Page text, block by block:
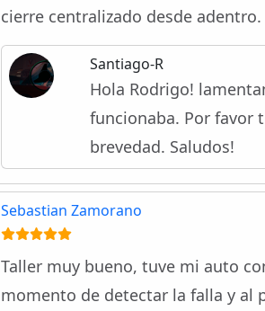
cierre centralizado desde adentro.
Santiago-R
Hola Rodrigo!
funcionaba. Por favor
brevedad. Saludos!
Sebastian Zamorano
Taller muy bueno, tuve mi auto
momento de detectar la falla y al